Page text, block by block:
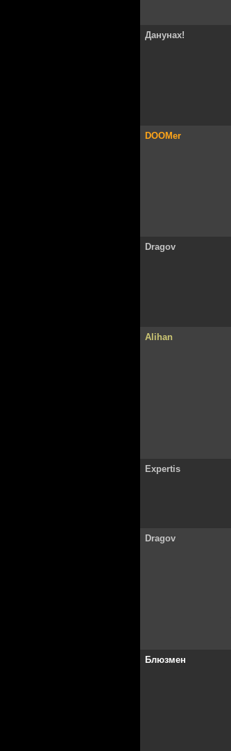
Данунах!
DOOMer
Dragov
Alihan
Expertis
Dragov
Блюзмен